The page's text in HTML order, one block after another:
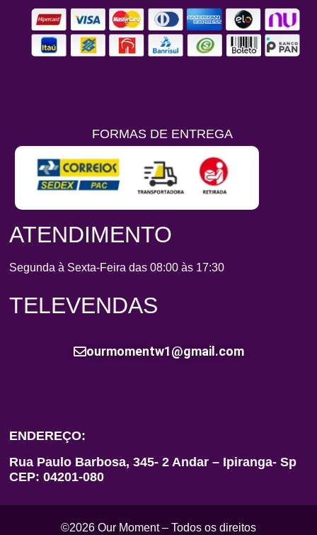
FORMAS DE ENTREGA
ATENDIMENTO
Segunda à Sexta-Feira das 08:00 às 17:30
TELEVENDAS
ourmomentw1@gmail.com
ENDEREÇO:
Rua Paulo Barbosa, 345- 2 Andar – Ipiranga- Sp
CEP: 04201-080
©2026 Our Moment – Todos os direitos